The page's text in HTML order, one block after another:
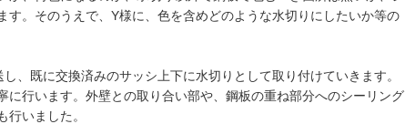
。そのうえで、Y様に、色を含めどのような水切りにしたいか等の
、既に交換済みのサッシ上下に水切りとして取り付けていきます。
行います。外壁との取り合い部や、鋼板の重ね部分へのシーリング
いました。